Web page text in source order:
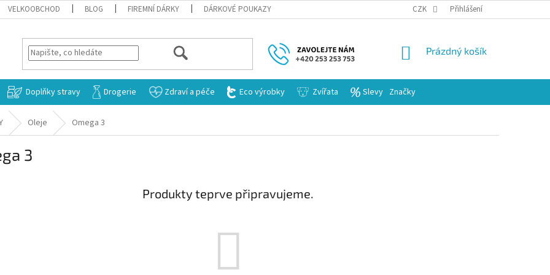
VELKOOBCHOD BLOG FIREMNÍ DÁRKY DÁRKOVÉ POUKAZY CZK Přihlášení
HLEDAT
NÁKUPNÍ
Prázdný košík
Doplňky stravy Drogerie Zdraví a péče Eco výrobky Zvířata Slevy Značky
Oleje Omega 3
3
Produkty teprve připravujeme.